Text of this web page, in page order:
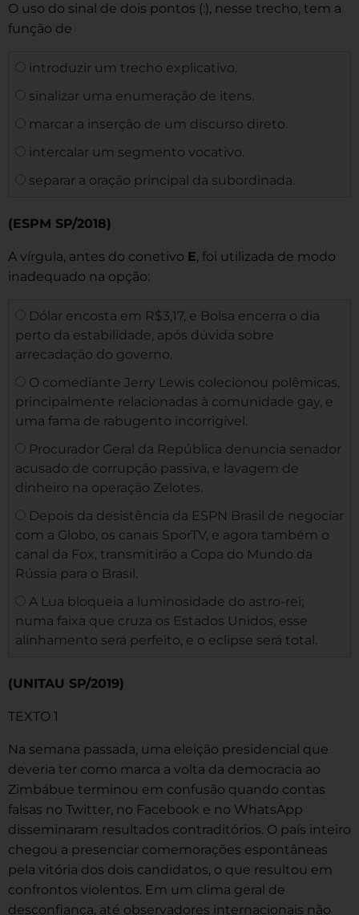
O uso do sinal de dois pontos (:), nesse trecho, tem a
função de
introduzir um trecho explicativo.
sinalizar uma enumeração de itens.
marcar a inserção de um discurso direto.
intercalar um segmento vocativo.
separar a oração principal da subordinada.
(ESPM SP/2018)
A vírgula, antes do conetivo E, foi utilizada de modo
inadequado na opção:
Dólar encosta em R$3,17, e Bolsa encerra o dia
perto da estabilidade, após dúvida sobre
arrecadação do governo.
O comediante Jerry Lewis colecionou polêmicas,
principalmente relacionadas à comunidade gay, e
uma fama de rabugento incorrigível.
Procurador Geral da República denuncia senador
acusado de corrupção passiva, e lavagem de
dinheiro na operação Zelotes.
Depois da desistência da ESPN Brasil de negociar
com a Globo, os canais SporTV, e agora também o
canal da Fox, transmitirão a Copa do Mundo da
Rússia para o Brasil.
A Lua bloqueia a luminosidade do astro-rei;
numa faixa que cruza os Estados Unidos, esse
alinhamento será perfeito, e o eclipse será total.
(UNITAU SP/2019)
TEXTO 1
Na semana passada, uma eleição presidencial que
deveria ter como marca a volta da democracia ao
Zimbábue terminou em confusão quando contas
falsas no Twitter, no Facebook e no WhatsApp
disseminaram resultados contraditórios. O país inteiro
chegou a presenciar comemorações espontâneas
pela vitória dos dois candidatos, o que resultou em
confrontos violentos. Em um clima geral de
desconfiança, até observadores internacionais não